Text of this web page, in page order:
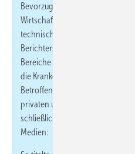
Bevorzugt im Sommer berichtet
Wirtschaftspresse immer wieder
technisch wenig fundiert über
Berichterstattung gerät eine
Bereiche unseres täglichen
die Krankenhaus- und
Betroffen ist aber auch das
privaten und gewerblichen
schließlich auch gute Gründe
Medien: